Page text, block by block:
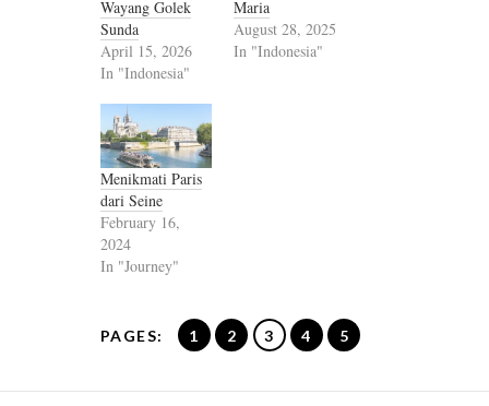
Wayang Golek
Sunda
April 15, 2026
In "Indonesia"
Maria
August 28, 2025
In "Indonesia"
Menikmati Paris
dari Seine
February 16,
2024
In "Journey"
PAGES: 1 2 3 4 5